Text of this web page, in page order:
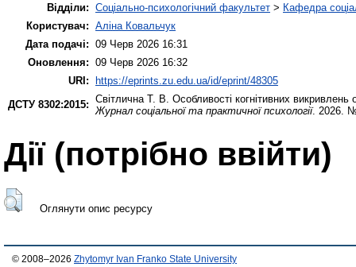
Відділи: Соціально-психологічний факультет > Кафедра
Користувач: Аліна Ковальчук
Дата подачі: 09 Черв 2026 16:31
Оновлення: 09 Черв 2026 16:32
URI: https://eprints.zu.edu.ua/id/eprint/48305
ДСТУ 8302:2015: Світлична Т. В. Особливості когнітивних викривлень
Журнал соціальної та практичної психології. 2026.
Дії ​​(потрібно ввійти)
Оглянути опис ресурсу
© 2008–2026 Zhytomyr Ivan Franko State University